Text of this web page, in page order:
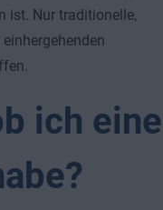
ist. Nur traditionelle,
ich eine